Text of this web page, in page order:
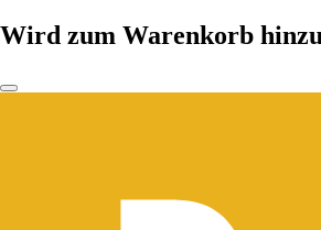
Wird zum Warenkorb